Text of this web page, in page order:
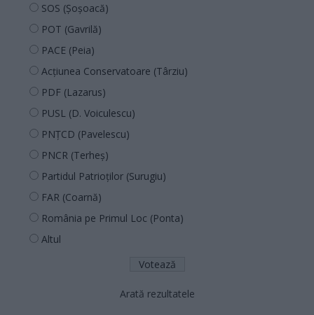
SOS (Șoșoacă)
POT (Gavrilă)
PACE (Peia)
Acțiunea Conservatoare (Târziu)
PDF (Lazarus)
PUSL (D. Voiculescu)
PNȚCD (Pavelescu)
PNCR (Terheș)
Partidul Patrioților (Surugiu)
FAR (Coarnă)
România pe Primul Loc (Ponta)
Altul
Arată rezultatele